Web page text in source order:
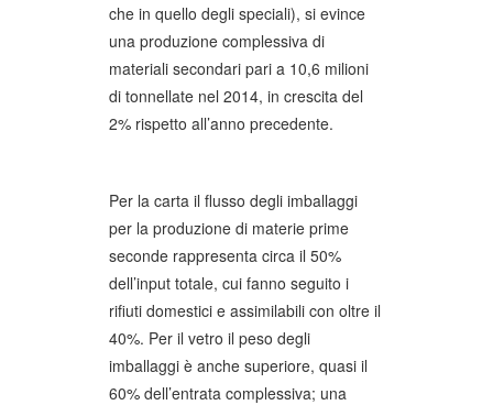
che in quello degli speciali), si evince
una produzione complessiva di
materiali secondari pari a 10,6 milioni
di tonnellate nel 2014, in crescita del
2% rispetto all’anno precedente.
Per la carta il flusso degli imballaggi
per la produzione di materie prime
seconde rappresenta circa il 50%
dell’input totale, cui fanno seguito i
rifiuti domestici e assimilabili con oltre il
40%. Per il vetro il peso degli
imballaggi è anche superiore, quasi il
60% dell’entrata complessiva; una